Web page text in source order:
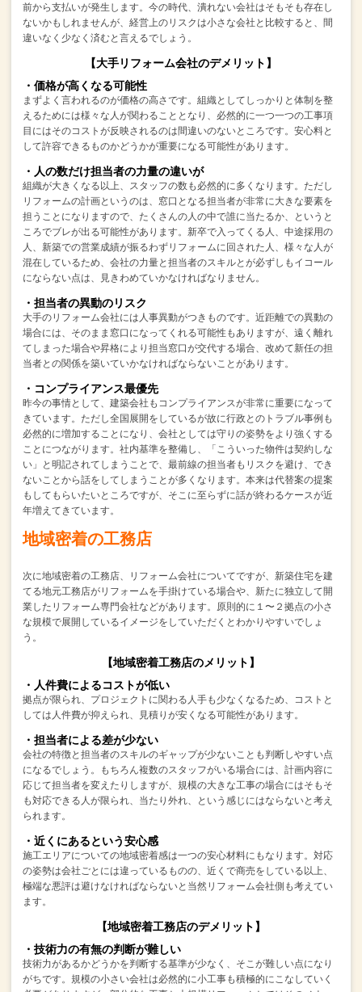
前から支払いが発生します。 今の時代、潰れない会社はそもそも存在し
ないかもしれませんが、 経営上のリスクは小さな会社と比較すると、間
違いなく少なく済むと言えるでしょう。
【大手リフォーム会社のデメリット】
・価格が高くなる可能性
まずよく言われるのが価格の高さです。 組織としてしっかりと体制を整
えるためには様々な人が関わることとなり、 必然的に一つ一つの工事項
目にはそのコストが反映されるのは間違いのないところです。 安心料と
して許容できるものかどうかが重要になる可能性があります。
・人の数だけ担当者の力量の違いが
組織が大きくなる以上、スタッフの数も必然的に多くなります。 ただし
リフォームの計画というのは、窓口となる担当者が非常に大きな要素を
担うことになりますので、 たくさんの人の中で誰に当たるか、というと
ころでブレが出る可能性があります。 新卒で入ってくる人、中途採用の
人、新築での営業成績が振るわずリフォームに回された人、 様々な人が
混在しているため、会社の力量と担当者のスキルとが必ずしもイコール
にならない点は、見きわめていかなければなりません。
・担当者の異動のリスク
大手のリフォーム会社には人事異動がつきものです。 近距離での異動の
場合には、そのまま窓口になってくれる可能性もありますが、 遠く離れ
てしまった場合や昇格により担当窓口が交代する場合、 改めて新任の担
当者との関係を築いていかなければならないことがあります。
・コンプライアンス最優先
昨今の事情として、建築会社もコンプライアンスが非常に重要になって
きています。 ただし全国展開をしているが故に行政とのトラブル事例も
必然的に増加することになり、 会社としては守りの姿勢をより強くする
ことにつながります。 社内基準を整備し、「こういった物件は契約しな
い」と明記されてしまうことで、 最前線の担当者もリスクを避け、でき
ないことから話をしてしまうことが多くなります。 本来は代替案の提案
もしてもらいたいところですが、そこに至らずに話が終わるケースが近
年増えてきています。
地域密着の工務店
次に地域密着の工務店、リフォーム会社についてですが、 新築住宅を建
てる地元工務店がリフォームを手掛けている場合や、 新たに独立して開
業したリフォーム専門会社などがあります。 原則的に１〜２拠点の小さ
な規模で展開しているイメージをしていただくとわかりやすいでしょ
う。
【地域密着工務店のメリット】
・人件費によるコストが低い
拠点が限られ、プロジェクトに関わる人手も少なくなるため、
コストと
しては人件費が抑えられ、見積りが安くなる可能性があります。
・担当者による差が少ない
会社の特徴と担当者のスキルのギャップが少ないことも判断しやすい点
になるでしょう。
もちろん複数のスタッフがいる場合には、計画内容に
応じて担当者を変えたりしますが、 規模の大きな工事の場合にはそもそ
も対応できる人が限られ、 当たり外れ、という感じにはならないと考え
られます。
・近くにあるという安心感
施工エリアについての地域密着感は一つの安心材料にもなります。 対応
の姿勢は会社ごとには違っているものの、近くで商売をしている以上、
極端な悪評は避けなければならないと当然リフォーム会社側も考えてい
ます。
【地域密着工務店のデメリット】
・技術力の有無の判断が難しい
技術力があるかどうかを判断する基準が少なく、そこが難しい点になり
がちです。 規模の小さい会社は必然的に小工事も積極的にこなしていく